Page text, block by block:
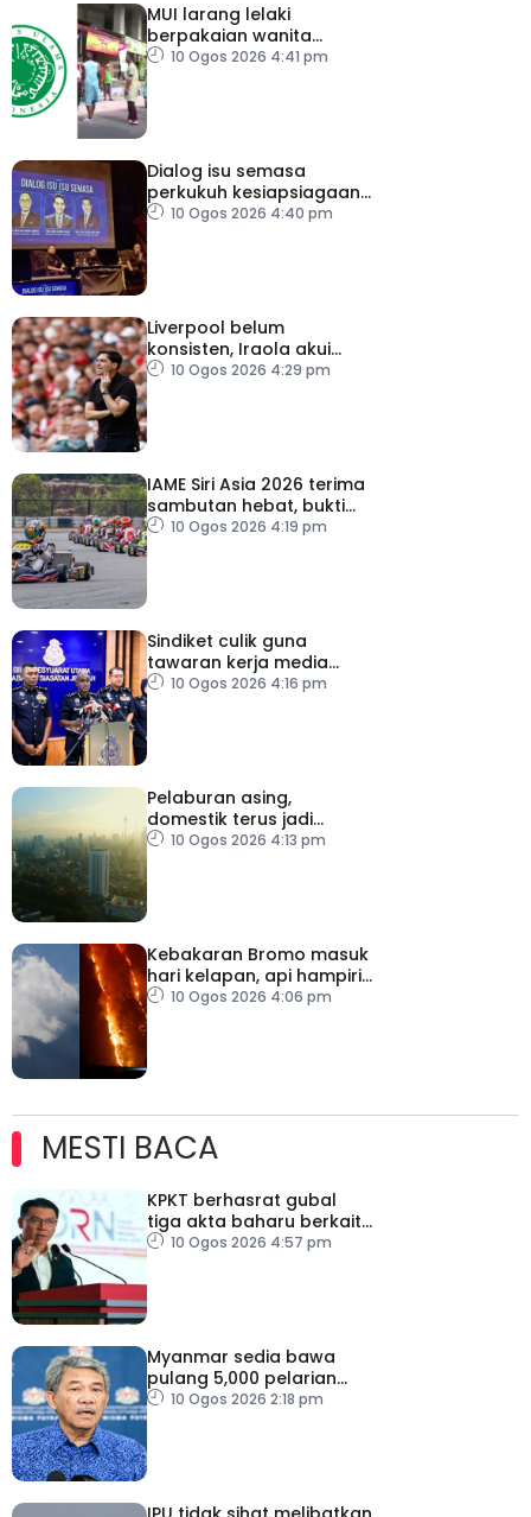
MUI larang lelaki
berpakaian wanita
sempena Hari
10 Ogos 2026 4:41 pm
Dialog isu semasa
perkukuh kesiapsiagaan,
penyelarasan warga RTM
10 Ogos 2026 4:40 pm
Liverpool belum
konsisten, Iraola akui
masih banyak perlu
10 Ogos 2026 4:29 pm
IAME Siri Asia 2026 terima
sambutan hebat, bukti
Malaysia bertaraf dunia
10 Ogos 2026 4:19 pm
Sindiket culik guna
tawaran kerja media
sosial tumpas
10 Ogos 2026 4:16 pm
Pelaburan asing,
domestik terus jadi
pemangkin pertumbuhan
10 Ogos 2026 4:13 pm
Kebakaran Bromo masuk
hari kelapan, api hampiri
penempatan penduduk
10 Ogos 2026 4:06 pm
MESTI BACA
KPKT berhasrat gubal
tiga akta baharu berkait
perumahan
10 Ogos 2026 4:57 pm
Myanmar sedia bawa
pulang 5,000 pelarian
guna kapal
10 Ogos 2026 2:18 pm